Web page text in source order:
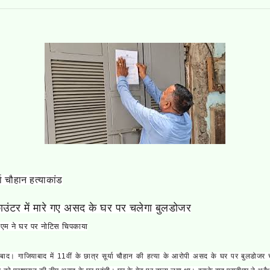
चौहान हत्याकांड
में मारे गए असद के घर पर चलेगा बुलडोजर
ने घर पर नोटिस चिपकाया
गाजियाबाद में 11वीं के छात्र सूर्या चौहान की हत्या के आरोपी असद के घर पर बुलडोजर